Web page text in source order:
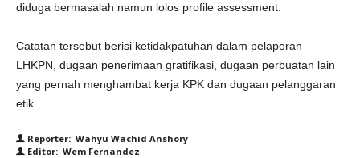
diduga bermasalah namun lolos profile assessment.
Catatan tersebut berisi ketidakpatuhan dalam pelaporan
LHKPN, dugaan penerimaan gratifikasi, dugaan perbuatan lain
yang pernah menghambat kerja KPK dan dugaan pelanggaran
etik.
Reporter: Wahyu Wachid Anshory
Editor: Wem Fernandez